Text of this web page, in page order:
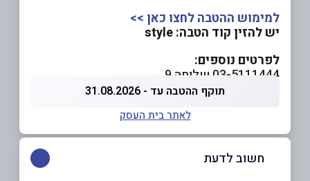
למימוש ההטבה לחצו כאן >>
יש להזין קוד הטבה: style
לפרטים נוספים:
03-5111444 שלוחה 9
תוקף ההטבה עד - 31.08.2026
לאתר בית העסק
חשוב לדעת